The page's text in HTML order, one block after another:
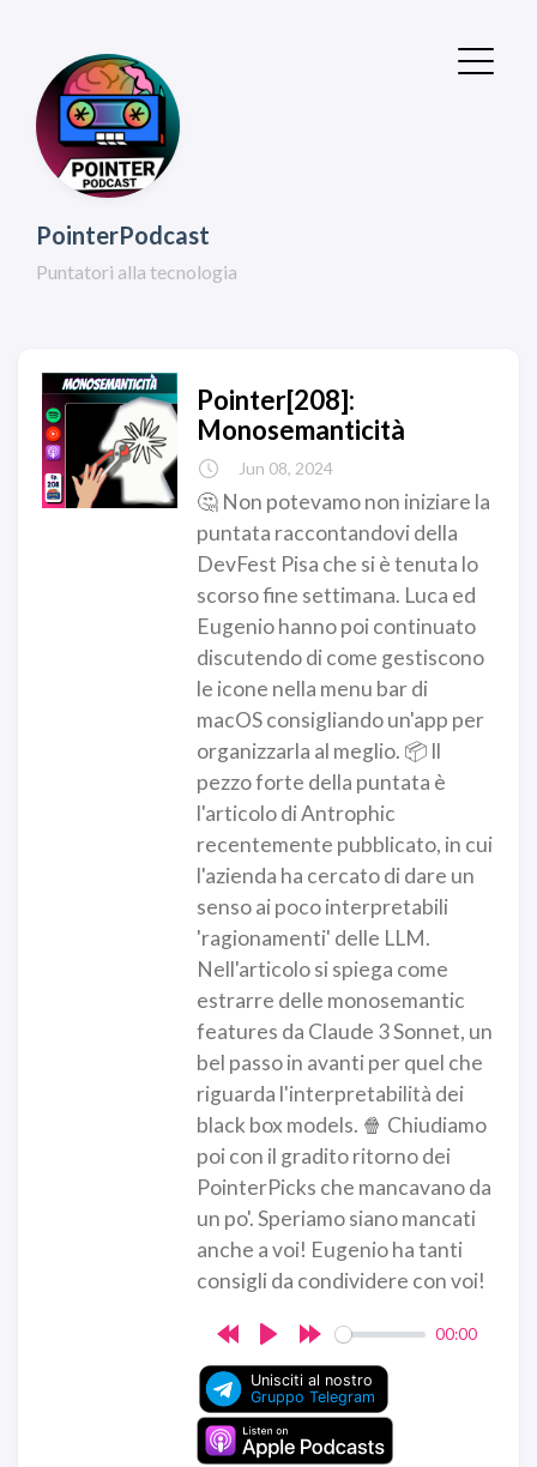
PointerPodcast
Puntatori alla tecnologia
Pointer[208]:
Monosemanticità
Jun 08, 2024
🤔 Non potevamo non iniziare la
puntata raccontandovi della
DevFest Pisa che si è tenuta lo
scorso fine settimana. Luca ed
Eugenio hanno poi continuato
discutendo di come gestiscono
le icone nella menu bar di
macOS consigliando un'app per
organizzarla al meglio. 📦 Il
pezzo forte della puntata è
l'articolo di Antrophic
recentemente pubblicato, in cui
l'azienda ha cercato di dare un
senso ai poco interpretabili
'ragionamenti' delle LLM.
Nell'articolo si spiega come
estrarre delle monosemantic
features da Claude 3 Sonnet, un
bel passo in avanti per quel che
riguarda l'interpretabilità dei
black box models. 🍿 Chiudiamo
poi con il gradito ritorno dei
PointerPicks che mancavano da
un po'. Speriamo siano mancati
anche a voi! Eugenio ha tanti
consigli da condividere con voi!
Rewind
10s
Play Forward
10s
00:00